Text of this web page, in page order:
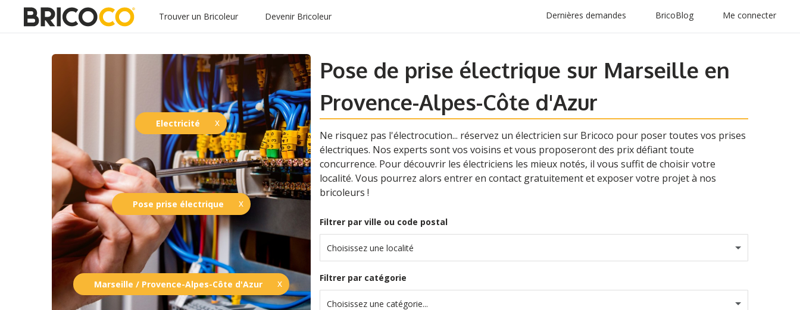
Trouver un Bricoleur Devenir Bricoleur Dernières demandes BricoBlog Me connecter
Electricité
Pose prise électrique
Marseille / Provence-Alpes-Côte d'Azur
Pose de prise électrique sur Marseille en
Provence-Alpes-Côte d'Azur
Ne risquez pas l'électrocution... réservez un électricien sur Bricoco pour poser toutes vos prises
électriques. Nos experts sont vos voisins et vous proposeront des prix défiant toute
concurrence. Pour découvrir les électriciens les mieux notés, il vous suffit de choisir votre
localité. Vous pourrez alors entrer en contact gratuitement et exposer votre projet à nos
bricoleurs !
Filtrer par ville ou code postal
Choisissez une localité
Filtrer par catégorie
Choisissez une catégorie...